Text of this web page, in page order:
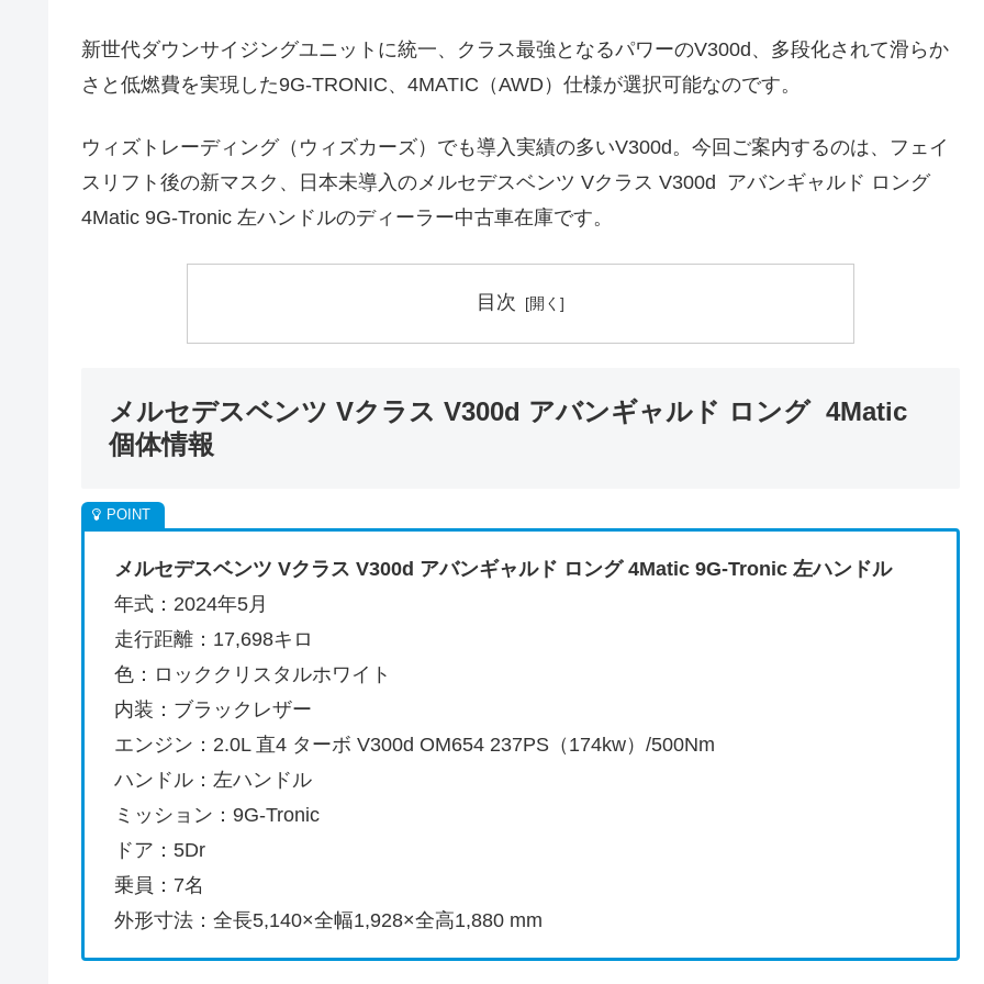
新世代ダウンサイジングユニットに統一、クラス最強となるパワーのV300d、多段化されて滑らか
さと低燃費を実現した9G-TRONIC、4MATIC（AWD）仕様が選択可能なのです。
ウィズトレーディング（ウィズカーズ）でも導入実績の多いV300d。今回ご案内するのは、フェイ
スリフト後の新マスク、日本未導入のメルセデスベンツ Vクラス V300d アバンギャルド ロング
4Matic 9G-Tronic 左ハンドルのディーラー中古車在庫です。
目次
メルセデスベンツ Vクラス V300d アバンギャルド ロング 4Matic
個体情報
メルセデスベンツ Vクラス V300d アバンギャルド ロング 4Matic 9G-Tronic 左ハンドル
年式：2024年5月
走行距離：17,698キロ
色：ロッククリスタルホワイト
内装：ブラックレザー
エンジン：2.0L 直4 ターボ V300d OM654 237PS（174kw）/500Nm
ハンドル：左ハンドル
ミッション：9G-Tronic
ドア：5Dr
乗員：7名
外形寸法：全長5,140×全幅1,928×全高1,880 mm